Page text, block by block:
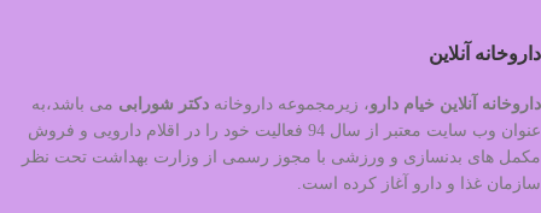
داروخانه آنلاین
داروخانه آنلاین خیام دارو، زیرمجموعه داروخانه دکتر شورابی می باشد،به
عنوان وب سایت معتبر از سال 94 فعالیت خود را در اقلام دارویی و فروش
مکمل های بدنسازی و ورزشی با مجوز رسمی از وزارت بهداشت تحت نظر
سازمان غذا و دارو آغاز کرده است.